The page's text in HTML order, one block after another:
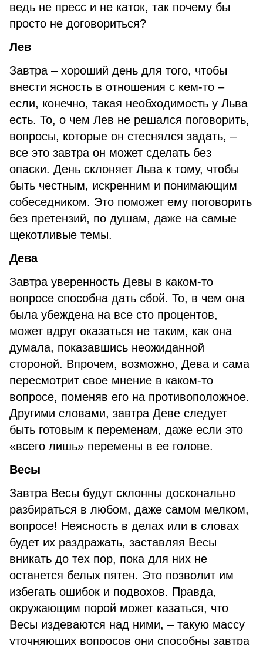
ведь не пресс и не каток, так почему бы
просто не договориться?
Лев
Завтра – хороший день для того, чтобы
внести ясность в отношения с кем-то –
если, конечно, такая необходимость у Льва
есть. То, о чем Лев не решался поговорить,
вопросы, которые он стеснялся задать, –
все это завтра он может сделать без
опаски. День склоняет Льва к тому, чтобы
быть честным, искренним и понимающим
собеседником. Это поможет ему поговорить
без претензий, по душам, даже на самые
щекотливые темы.
Дева
Завтра уверенность Девы в каком-то
вопросе способна дать сбой. То, в чем она
была убеждена на все сто процентов,
может вдруг оказаться не таким, как она
думала, показавшись неожиданной
стороной. Впрочем, возможно, Дева и сама
пересмотрит свое мнение в каком-то
вопросе, поменяв его на противоположное.
Другими словами, завтра Деве следует
быть готовым к переменам, даже если это
«всего лишь» перемены в ее голове.
Весы
Завтра Весы будут склонны досконально
разбираться в любом, даже самом мелком,
вопросе! Неясность в делах или в словах
будет их раздражать, заставляя Весы
вникать до тех пор, пока для них не
останется белых пятен. Это позволит им
избегать ошибок и подвохов. Правда,
окружающим порой может казаться, что
Весы издеваются над ними, – такую массу
уточняющих вопросов они способны завтра